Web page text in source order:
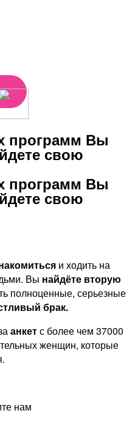
программ Вы
свою
программ Вы
свою
и ходить на
Вы найдёте вторую
полноценные, серьезные
брак.
анкетс более чем 37000
женщин, которые
нам